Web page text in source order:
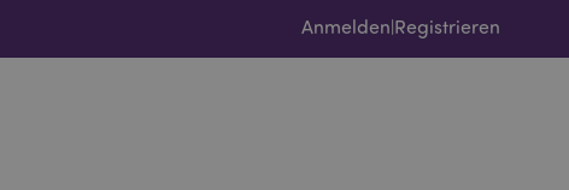
Anmelden|Registrieren